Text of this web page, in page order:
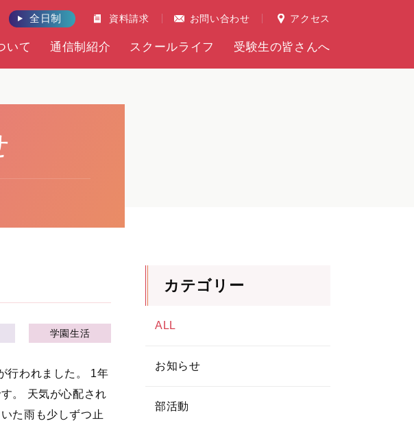
いて 通信制紹介 スクールライフ 受験生の皆さんへ
資料請求 お問い合わせ アクセス
全日制
学園生活
行われました。 1年
。 天気が心配され
た雨も少しずつ止
カテゴリー
ALL
お知らせ
部活動